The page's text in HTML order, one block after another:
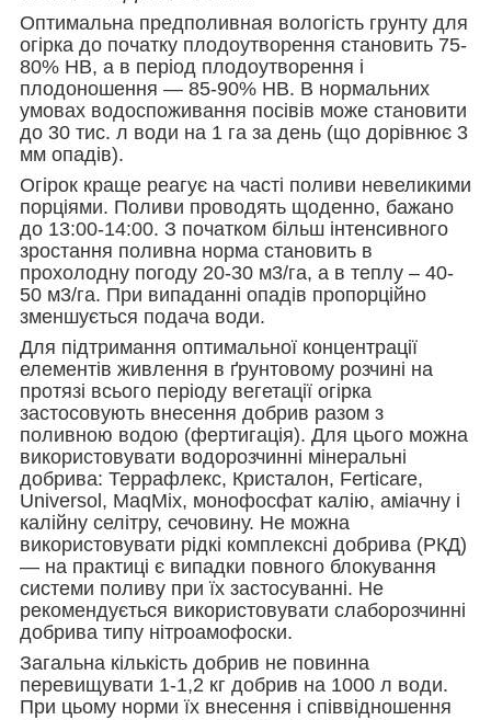
Оптимальна предполивная вологість грунту для
огірка до початку плодоутворення становить 75-
80% НВ, а в період плодоутворення і
плодоношення — 85-90% НВ. В нормальних
умовах водоспоживання посівів може становити
до 30 тис. л води на 1 га за день (що дорівнює 3
мм опадів).
Огірок краще реагує на часті поливи невеликими
порціями. Поливи проводять щоденно, бажано
до 13:00-14:00. З початком більш інтенсивного
зростання поливна норма становить в
прохолодну погоду 20-30 м3/га, а в теплу – 40-
50 м3/га. При випаданні опадів пропорційно
зменшується подача води.
Для підтримання оптимальної концентрації
елементів живлення в ґрунтовому розчині на
протязі всього періоду вегетації огірка
застосовують внесення добрив разом з
поливною водою (фертигація). Для цього можна
використовувати водорозчинні мінеральні
добрива: Террафлекс, Кристалон, Ferticare,
Universol, MaqMix, монофосфат калію, аміачну і
калійну селітру, сечовину. Не можна
використовувати рідкі комплексні добрива (РКД)
— на практиці є випадки повного блокування
системи поливу при їх застосуванні. Не
рекомендується використовувати слаборозчинні
добрива типу нітроамофоски.
Загальна кількість добрив не повинна
перевищувати 1-1,2 кг добрив на 1000 л води.
При цьому норми їх внесення і співвідношення